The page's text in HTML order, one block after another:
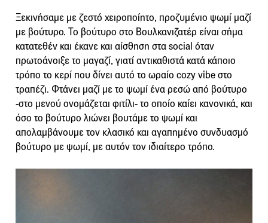
Ξεκινήσαμε με ζεστό χειροποίητο, προζυμένιο ψωμί μαζί
με βούτυρο. Το βούτυρο στο Βουλκανιζατέρ είναι σήμα
κατατεθέν και έκανε και αίσθηση στα social όταν
πρωτοάνοιξε το μαγαζί, γιατί αντικαθιστά κατά κάποιο
τρόπο το κερί που δίνει αυτό το ωραίο cozy vibe στο
τραπέζι. Φτάνει μαζί με το ψωμί ένα ρεσώ από βούτυρο
-στο μενού ονομάζεται φιτίλι- το οποίο καίει κανονικά, και
όσο το βούτυρο λιώνει βουτάμε το ψωμί και
απολαμβάνουμε τον κλασικό και αγαπημένο συνδυασμό
βούτυρο με ψωμί, με αυτόν τον ιδιαίτερο τρόπο.